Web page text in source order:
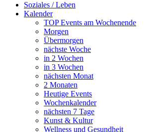
Soziales / Leben
Kalender
TOP Events am Wochenende
Morgen
Übermorgen
nächste Woche
in 2 Wochen
in 3 Wochen
nächsten Monat
2 Monaten
Heutige Events
Wochenkalender
nächsten 7 Tage
Kunst & Kultur
Wellness und Gesundheit